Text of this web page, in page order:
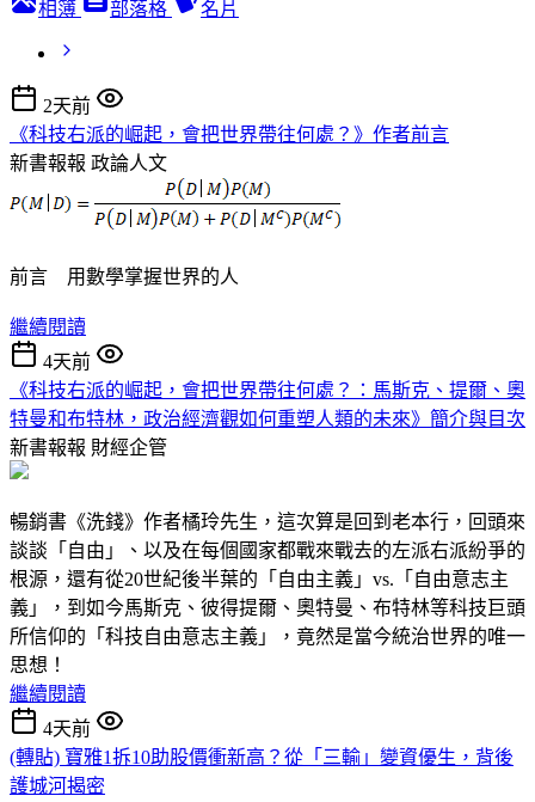
相簿 部落格 名片
2天前
《科技右派的崛起，會把世界帶往何處？》作者前言
新書報報 政論人文
前言 用數學掌握世界的人
繼續閱讀
4天前
《科技右派的崛起，會把世界帶往何處？：馬斯克、提爾、奧
特曼和布特林，政治經濟觀如何重塑人類的未來》簡介與目次
新書報報 財經企管
暢銷書《洗錢》作者橘玲先生，這次算是回到老本行，回頭來
談談「自由」、以及在每個國家都戰來戰去的左派右派紛爭的
根源，還有從20世紀後半葉的「自由主義」vs.「自由意志主
義」，到如今馬斯克、彼得提爾、奧特曼、布特林等科技巨頭
所信仰的「科技自由意志主義」，竟然是當今統治世界的唯一
思想！
繼續閱讀
4天前
(轉貼) 寶雅1拆10助股價衝新高？從「三輸」變資優生，背後
護城河揭密